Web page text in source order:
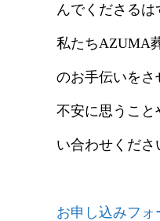
んでくださるは
私たちAZUMA
のお手伝いをさ
不安に思うこと
い合わせくださ
お申し込みフォ